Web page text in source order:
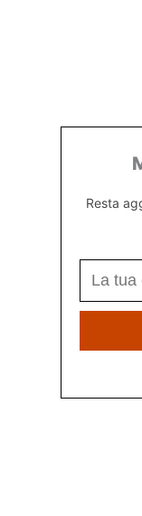
Resta